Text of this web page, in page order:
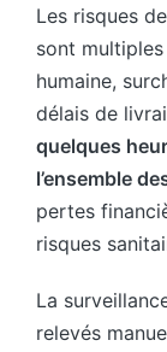
Les risques
sont multiples
humaine,
délais de
quelques
l’ensemble
pertes
risques
La
relevés